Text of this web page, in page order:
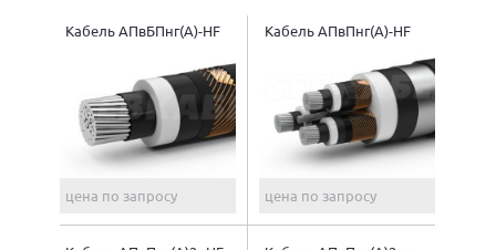
Кабель АПвБПнг(A)-HF
цена по запросу
Кабель АПвПнг(A)-HF
цена по запросу